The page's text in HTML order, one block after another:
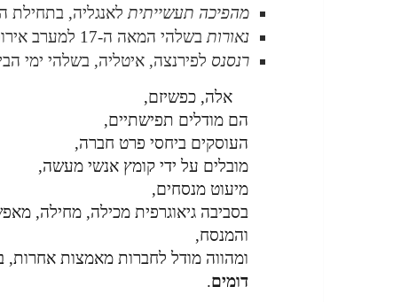
מהפיכה תעשייתיתלאנגליה, בתחילת
נאורותבשלהי המאה ה-17 למערב אירופה,
רנסנס לפירנצה, איטליה, בשלהי ימי
אלה, כפשיזם,
הם מודלים תפישתיים,
העוסקים ביחסי פרט חברה,
מובלים על ידי קומץ אנשי מעשה,
מיעוט מנסחים,
בסביבה גיאוגרפית מכילה, מחילה,
והמנסח,
ומהווה מודל לחברות מאמצות אחרות,
דומים.